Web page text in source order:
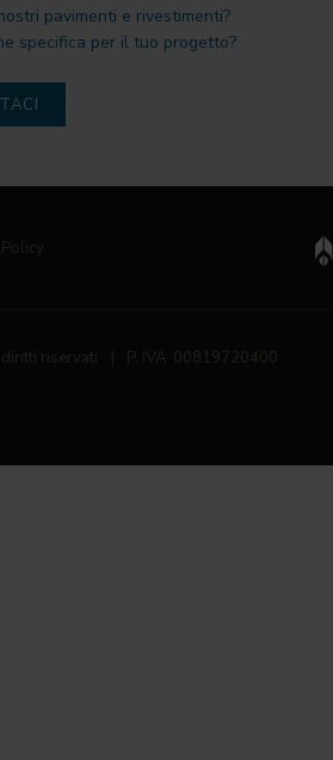
pavimenti e rivestimenti?
specifica per il tuo progetto?
riservati P. IVA 00819720400